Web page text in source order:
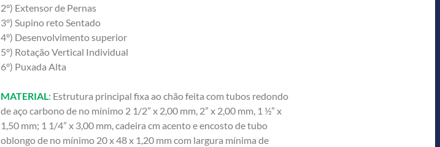
2°) Extensor de Pernas
3°) Supino reto Sentado
4°) Desenvolvimento superior
5°) Rotação Vertical Individual
6°) Puxada Alta
MATERIAL: Estrutura principal fixa ao chão feita com tubos redondo
de aço carbono de no mínimo 2 1/2” x 2,00 mm, 2” x 2,00 mm, 1 ½” x
1,50 mm; 1 1/4” x 3,00 mm, cadeira cm acento e encosto de tubo
oblongo de no mínimo 20 x 48 x 1,20 mm com largura mínima de